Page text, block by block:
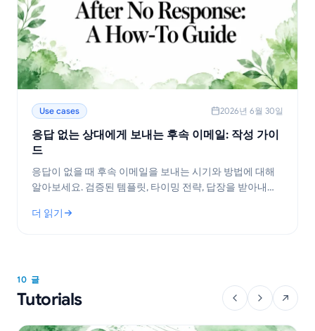
Use cases 2026년 6월 30일
응답 없는 상대에게 보내는 후속 이메일: 작성 가이
드
응답이 없을 때 후속 이메일을 보내는 시기와 방법에 대해
알아보세요. 검증된 템플릿, 타이밍 전략, 답장을 받아내는
더 읽기
: 응답 없는 상대에게 보내는 후속 이메일: 작성 가이드
10 글
Tutorials